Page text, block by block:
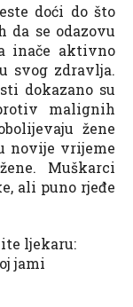
doći do što
da se odazovu
inače aktivno
svog zdravlja.
dokazano su
malignih
žene
novije vrijeme
Muškarci
ali puno rjeđe
ljekaru:
jami